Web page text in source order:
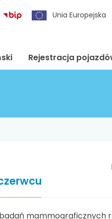
Unia Europejska
Rejestracja
mammograficznych